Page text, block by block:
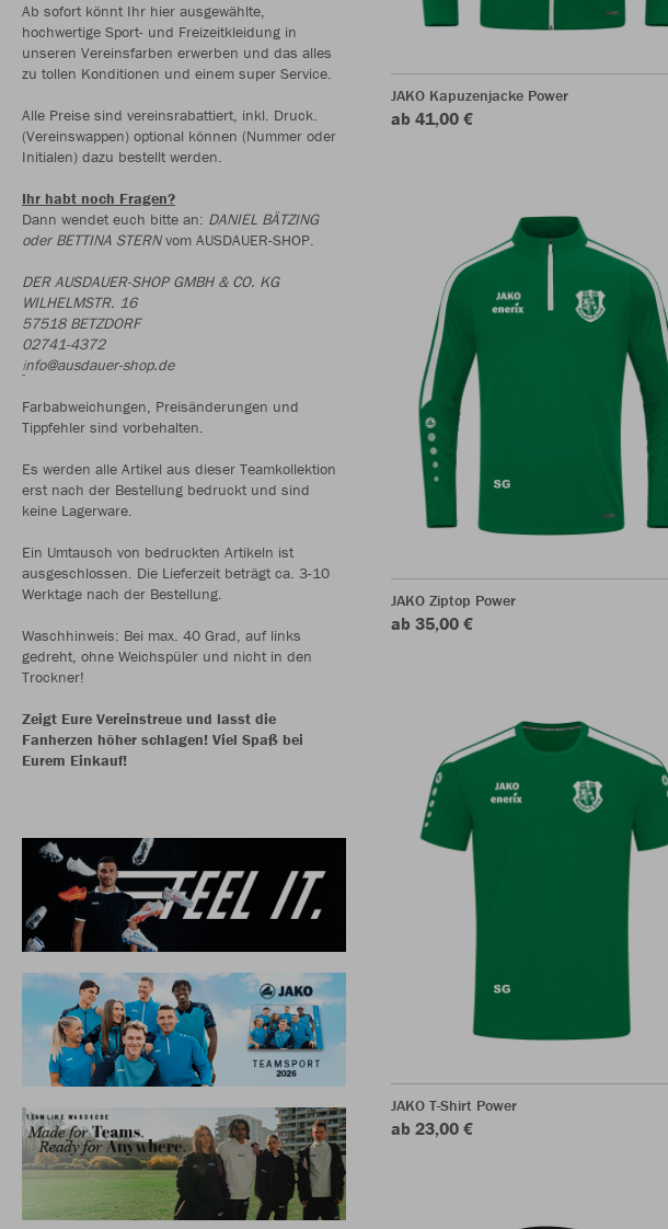
Ab sofort könnt Ihr hier ausgewählte,
hochwertige Sport- und Freizeitkleidung in
unseren Vereinsfarben erwerben und das alles
zu tollen Konditionen und einem super Service.
Alle Preise sind vereinsrabattiert, inkl. Druck.
(Vereinswappen) optional können (Nummer oder
Initialen) dazu bestellt werden.
Ihr habt noch Fragen?
Dann wendet euch bitte an: DANIEL BÄTZING
oder BETTINA STERNvom AUSDAUER-SHOP.
DER AUSDAUER-SHOP GMBH & CO. KG
WILHELMSTR. 16
57518 BETZDORF
02741-4372
info@ausdauer-shop.de
Farbabweichungen, Preisänderungen und
Tippfehler sind vorbehalten.
Es werden alle Artikel aus dieser Teamkollektion
erst nach der Bestellung bedruckt und sind
keine Lagerware.
Ein Umtausch von bedruckten Artikeln ist
ausgeschlossen. Die Lieferzeit beträgt ca. 3-10
Werktage nach der Bestellung.
Waschhinweis: Bei max. 40 Grad, auf links
gedreht, ohne Weichspüler und nicht in den
Trockner!
Zeigt Eure Vereinstreue und lasst die
Fanherzen höher schlagen! Viel Spaß bei
Eurem Einkauf!
JAKO Kapuzenjacke Power
ab 41,00 €
JAKO Ziptop Power
ab 35,00 €
JAKO T-Shirt Power
ab 23,00 €